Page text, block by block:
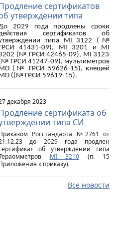
сертификатов
утверждении типа
2029 года продлены сроки
сертификатов об
типа MI 3122 (№
41431-09), MI 3201 и MI
(№ ГРСИ 42465-09), MI 3123
ГРСИ 41247-09), мультиметров
(№ ГРСИ 59626-15), клещей
((№ ГРСИ 59619-15).
декабря 2023
сертификата об
типа СИ
Росстандарта №2761 от
до 2029 года продлен
об утверждении типа
MI 3210 (п. 15
к приказу).
Все новости